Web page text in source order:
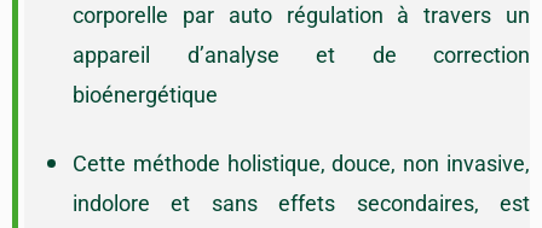
corporelle par auto régulation à travers un
appareil d’analyse et de correction
bioénergétique
Cette méthode holistique, douce, non invasive,
indolore et sans effets secondaires, est